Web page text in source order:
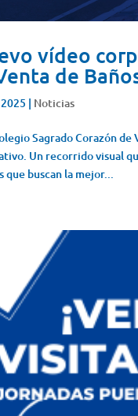
vídeo
de
| Noticias
Sagrado Corazón
Un recorrido visual
que buscan la mejor...